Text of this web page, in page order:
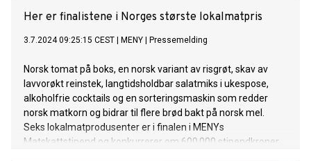
Her er finalistene i Norges største lokalmatpris
3.7.2024 09:25:15 CEST MENY Pressemelding
Norsk tomat på boks, en norsk variant av risgrøt, skav av
lavvorøkt reinstek, langtidsholdbar salatmiks i ukespose,
alkoholfrie cocktails og en sorteringsmaskin som redder
norsk matkorn og bidrar til flere brød bakt på norsk mel.
Seks lokalmatprodusenter er i finalen i MENYs
Matskattstipend og konkurrerer om 600 000 stipendkroner.